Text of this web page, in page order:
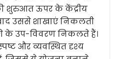
शुरुआत ऊपर के केंद्रीय
उससे शाखाएं निकलती
उप-विवरण निकलते हैं।
और व्यवस्थित दृश्य